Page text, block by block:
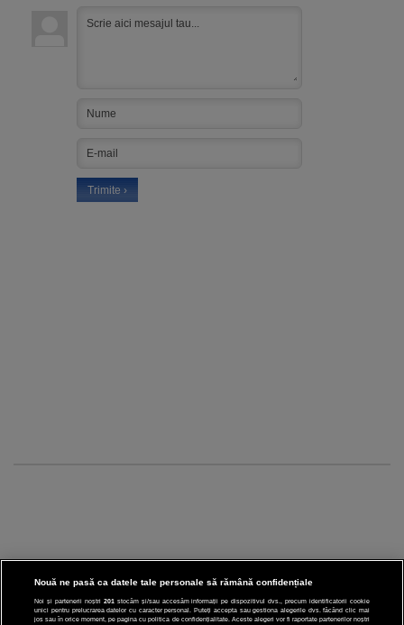
Nouă ne pasă ca datele tale personale să rămână confidențiale
Noi și partenerii noștri 201 stocăm și/sau accesăm informații pe dispozitivul dvs., precum identificatorii cookie
unici pentru prelucrarea datelor cu caracter personal. Puteți accepta sau gestiona alegerile dvs. făcând clic mai
jos sau în orice moment, pe pagina cu politica de confidențialitate. Aceste alegeri vor fi raportate partenerilor noștri